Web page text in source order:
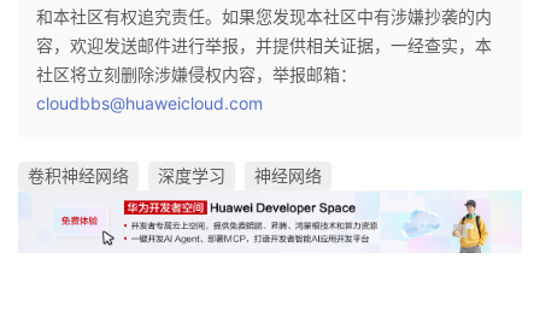
和本社区有权追究责任。如果您发现本社区中有涉嫌抄袭的内
容，欢迎发送邮件进行举报，并提供相关证据，一经查实，本
社区将立刻删除涉嫌侵权内容，举报邮箱：
cloudbbs@huaweicloud.com
卷积神经网络 深度学习 神经网络